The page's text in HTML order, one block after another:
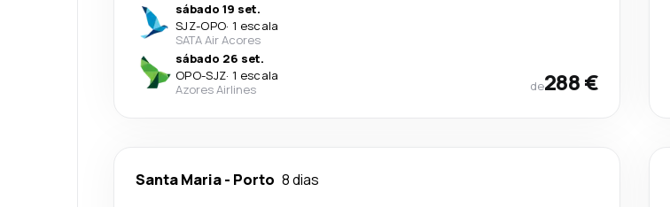
sábado 19 set.
SJZ-OPO· 1 escala
SATA Air Acores
sábado 26 set.
OPO-SJZ· 1 escala
Azores Airlines
de288 €
Santa Maria- Porto 8 dias